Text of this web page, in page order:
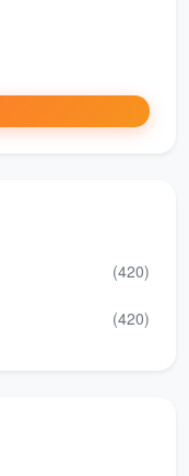
洁保洁反复验证的
后用湿毛巾擦净窗
清除剂浸湿毛巾，
(420)
(420)